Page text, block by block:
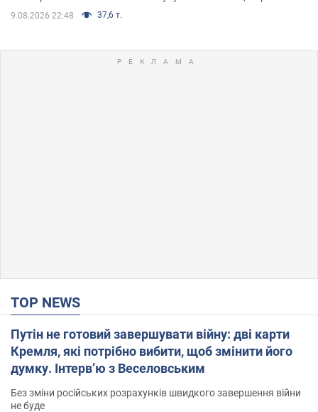
9.08.2026 22:48 37,6 т.
TOP NEWS
Путін не готовий завершувати війну: дві карти
Кремля, які потрібно вибити, щоб змінити його
думку. Інтерв’ю з Веселовським
Без зміни російських розрахунків швидкого завершення війни
не буде